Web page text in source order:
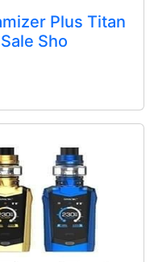
Plus Titan
Sho